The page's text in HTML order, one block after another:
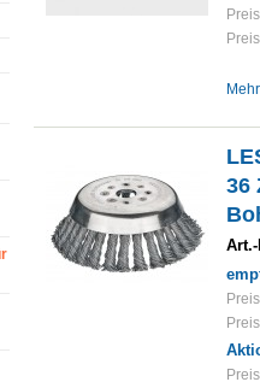
36
Art.-